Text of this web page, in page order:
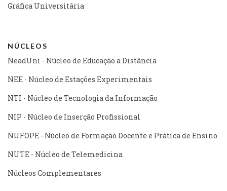
Gráfica Universitária
NÚCLEOS
NeadUni - Núcleo de Educação a Distância
NEE - Núcleo de Estações Experimentais
NTI - Núcleo de Tecnologia da Informação
NIP - Núcleo de Inserção Profissional
NUFOPE - Núcleo de Formação Docente e Prática de Ensino
NUTE - Núcleo de Telemedicina
Núcleos Complementares